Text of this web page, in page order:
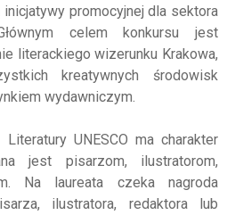
promocyjnej dla sektora
celem konkursu jest
literackiego wizerunku Krakowa,
kreatywnych środowisk
wydawniczym.
UNESCO ma charakter
jest pisarzom, ilustratorom,
Na laureata czeka nagroda
ilustratora, redaktora lub